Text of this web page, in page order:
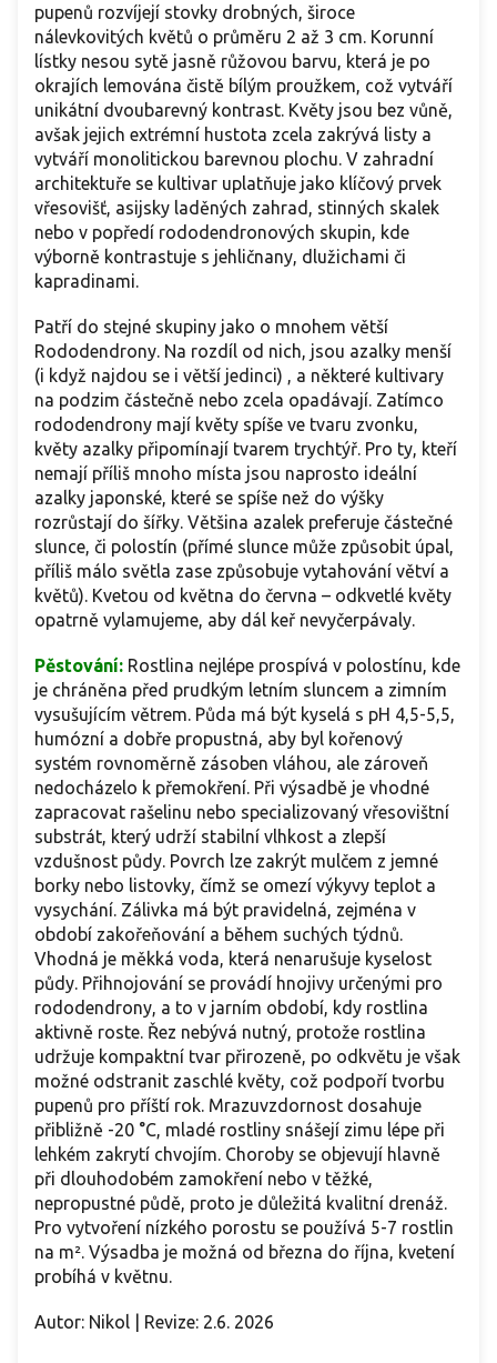
pupenů rozvíjejí stovky drobných, široce
nálevkovitých květů o průměru 2 až 3 cm. Korunní
lístky nesou sytě jasně růžovou barvu, která je po
okrajích lemována čistě bílým proužkem, což vytváří
unikátní dvoubarevný kontrast. Květy jsou bez vůně,
avšak jejich extrémní hustota zcela zakrývá listy a
vytváří monolitickou barevnou plochu. V zahradní
architektuře se kultivar uplatňuje jako klíčový prvek
vřesovišť, asijsky laděných zahrad, stinných skalek
nebo v popředí rododendronových skupin, kde
výborně kontrastuje s jehličnany, dlužichami či
kapradinami.
Patří do stejné skupiny jako o mnohem větší
Rododendrony. Na rozdíl od nich, jsou azalky menší
(i když najdou se i větší jedinci) , a některé kultivary
na podzim částečně nebo zcela opadávají. Zatímco
rododendrony mají květy spíše ve tvaru zvonku,
květy azalky připomínají tvarem trychtýř. Pro ty, kteří
nemají příliš mnoho místa jsou naprosto ideální
azalky japonské, které se spíše než do výšky
rozrůstají do šířky. Většina azalek preferuje částečné
slunce, či polostín (přímé slunce může způsobit úpal,
příliš málo světla zase způsobuje vytahování větví a
květů). Kvetou od května do června – odkvetlé květy
opatrně vylamujeme, aby dál keř nevyčerpávaly.
Pěstování: Rostlina nejlépe prospívá v polostínu, kde
je chráněna před prudkým letním sluncem a zimním
vysušujícím větrem. Půda má být kyselá s pH 4,5-5,5,
humózní a dobře propustná, aby byl kořenový
systém rovnoměrně zásoben vláhou, ale zároveň
nedocházelo k přemokření. Při výsadbě je vhodné
zapracovat rašelinu nebo specializovaný vřesovištní
substrát, který udrží stabilní vlhkost a zlepší
vzdušnost půdy. Povrch lze zakrýt mulčem z jemné
borky nebo listovky, čímž se omezí výkyvy teplot a
vysychání. Zálivka má být pravidelná, zejména v
období zakořeňování a během suchých týdnů.
Vhodná je měkká voda, která nenarušuje kyselost
půdy. Přihnojování se provádí hnojivy určenými pro
rododendrony, a to v jarním období, kdy rostlina
aktivně roste. Řez nebývá nutný, protože rostlina
udržuje kompaktní tvar přirozeně, po odkvětu je však
možné odstranit zaschlé květy, což podpoří tvorbu
pupenů pro příští rok. Mrazuvzdornost dosahuje
přibližně -20 °C, mladé rostliny snášejí zimu lépe při
lehkém zakrytí chvojím. Choroby se objevují hlavně
při dlouhodobém zamokření nebo v těžké,
nepropustné půdě, proto je důležitá kvalitní drenáž.
Pro vytvoření nízkého porostu se používá 5-7 rostlin
na m². Výsadba je možná od března do října, kvetení
probíhá v květnu.
Autor: Nikol | Revize: 2.6. 2026